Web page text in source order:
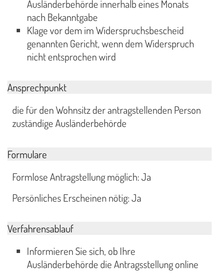
Ausländerbehörde innerhalb eines Monats
nach Bekanntgabe
Klage vor dem im Widerspruchsbescheid
genannten Gericht, wenn dem Widerspruch
nicht entsprochen wird
Ansprechpunkt
die für den Wohnsitz der antragstellenden Person
zuständige Ausländerbehörde
Formulare
Formlose Antragstellung möglich: Ja
Persönliches Erscheinen nötig: Ja
Verfahrensablauf
Informieren Sie sich, ob Ihre
Ausländerbehörde die Antragsstellung online